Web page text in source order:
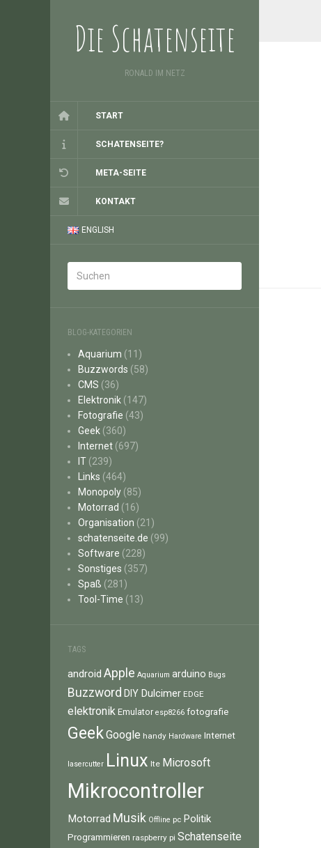
Die Schatenseite
RONALD IM NETZ
START
SCHATENSEITE?
META-SEITE
KONTAKT
ENGLISH
BLOG-KATEGORIEN
Aquarium (11)
Buzzwords (58)
CMS (36)
Elektronik (147)
Fotografie (43)
Geek (360)
Internet (697)
IT (239)
Links (464)
Monopoly (85)
Motorrad (16)
Organisation (21)
schatenseite.de (99)
Software (228)
Sonstiges (357)
Spaß (281)
Tool-Time (13)
TAGS
android Apple Aquarium arduino Bugs
Buzzword DIY Dulcimer EDGE
elektronik Emulator esp8266 fotografie
GeekGoogle handy Hardware Internet
lasercutter Linux lte Microsoft
Mikrocontroller
Motorrad Musik Offline pc Politik
Programmieren raspberry pi Schatenseite